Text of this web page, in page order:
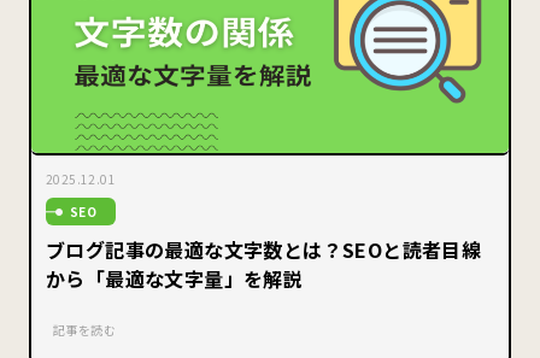
2025.12.01
SEO
ブログ記事の最適な文字数とは？SEOと読者目線
から「最適な文字量」を解説
記事を読む